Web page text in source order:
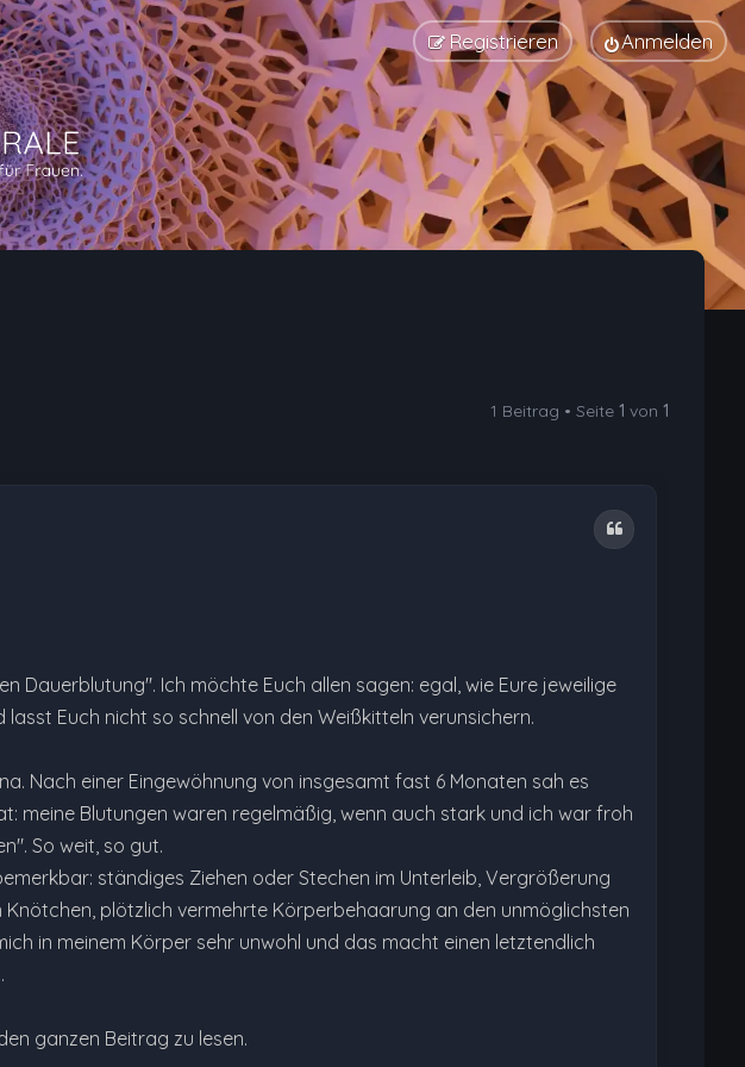
Anmelden
Registrieren
1 Beitrag • Seite1 von1
Zitat
Dauerblutung". Ich möchte Euch allen sagen: egal, wie Eure jeweilige
Euch nicht so schnell von den Weißkitteln verunsichern.
Nach einer Eingewöhnung von insgesamt fast 6 Monaten sah es
meine Blutungen waren regelmäßig, wenn auch stark und ich war froh
So weit, so gut.
ständiges Ziehen oder Stechen im Unterleib, Vergrößerung
Knötchen, plötzlich vermehrte Körperbehaarung an den unmöglichsten
in meinem Körper sehr unwohl und das macht einen letztendlich
ganzen Beitrag zu lesen.